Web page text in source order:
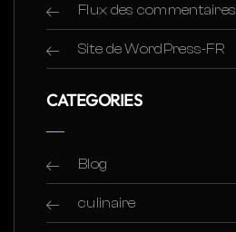
Flux des commentaires
Site de WordPress-FR
CATEGORIES
Blog
culinaire